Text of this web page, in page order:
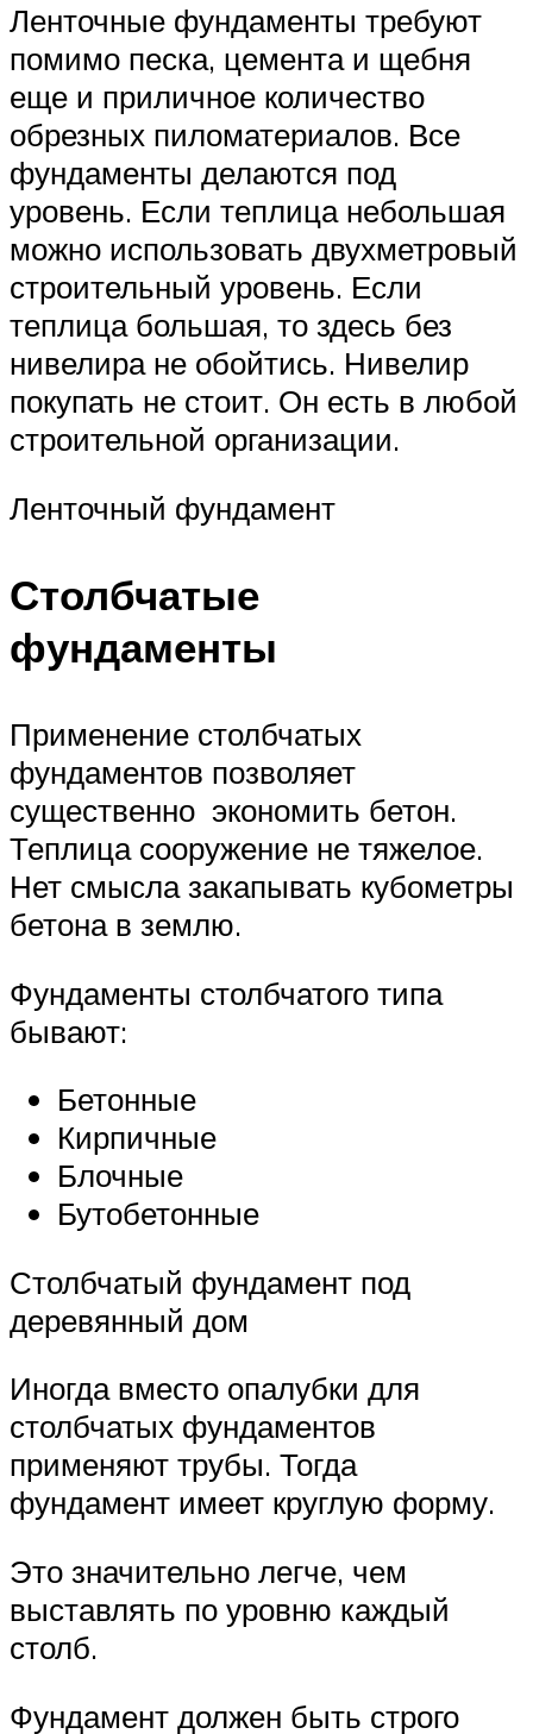
Ленточные фундаменты требуют
помимо песка, цемента и щебня
еще и приличное количество
обрезных пиломатериалов. Все
фундаменты делаются под
уровень. Если теплица небольшая
можно использовать двухметровый
строительный уровень. Если
теплица большая, то здесь без
нивелира не обойтись. Нивелир
покупать не стоит. Он есть в любой
строительной организации.
Ленточный фундамент
Столбчатые
фундаменты
Применение столбчатых
фундаментов позволяет
существенно экономить бетон.
Теплица сооружение не тяжелое.
Нет смысла закапывать кубометры
бетона в землю.
Фундаменты столбчатого типа
бывают:
Бетонные
Кирпичные
Блочные
Бутобетонные
Столбчатый фундамент под
деревянный дом
Иногда вместо опалубки для
столбчатых фундаментов
применяют трубы. Тогда
фундамент имеет круглую форму.
Это значительно легче, чем
выставлять по уровню каждый
столб.
Фундамент должен быть строго